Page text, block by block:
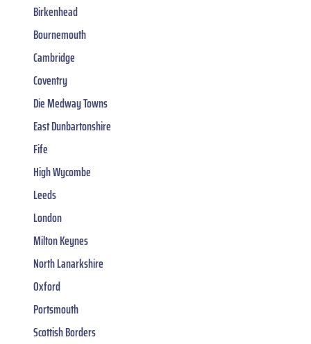
Birkenhead
Bournemouth
Cambridge
Coventry
Die Medway Towns
East Dunbartonshire
Fife
High Wycombe
Leeds
London
Milton Keynes
North Lanarkshire
Oxford
Portsmouth
Scottish Borders